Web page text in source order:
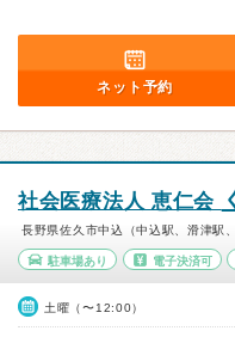
ネット予約
社会医療法人 恵仁会
長野県佐久市中込（中込駅、滑津駅
駐車場あり 電子決済可
土曜（〜12:00）